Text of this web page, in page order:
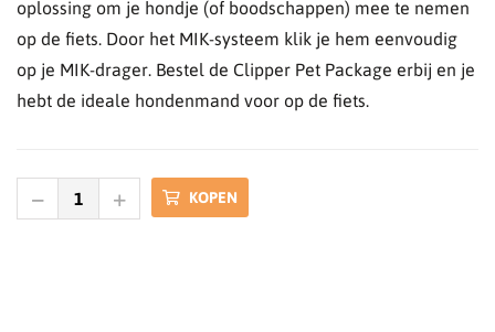
oplossing om je hondje (of boodschappen) mee te nemen
op de fiets. Door het MIK-systeem klik je hem eenvoudig
op je MIK-drager. Bestel de Clipper Pet Package erbij en je
hebt de ideale hondenmand voor op de fiets.
KOPEN